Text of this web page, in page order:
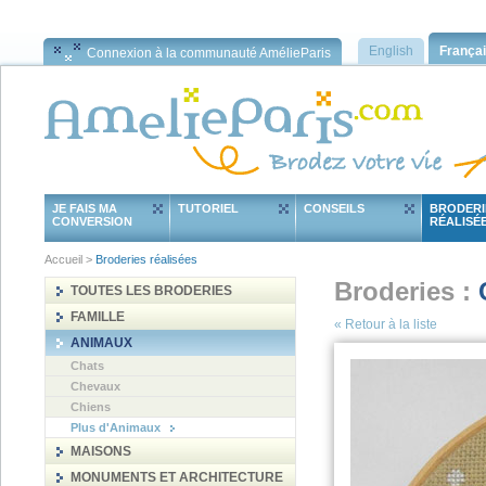
Connexion à la communauté AmélieParis English
JE FAIS MA
CONVERSION
TUTORIEL CONSEILS
Accueil > Broderies réalisées
TOUTES LES BRODERIES
FAMILLE
ANIMAUX
Chats
Chevaux
Chiens
Plus d'Animaux
MAISONS
MONUMENTS ET ARCHITECTURE
Broderies :
« Retour à la liste